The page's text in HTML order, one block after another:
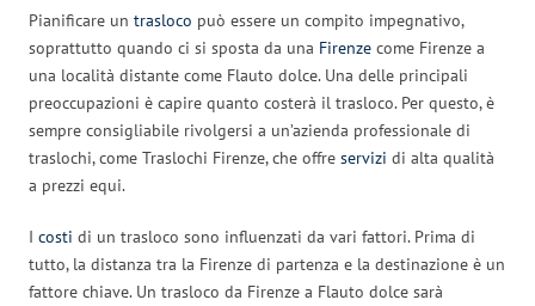
Pianificare un trasloco può essere un compito impegnativo,
soprattutto quando ci si sposta da una Firenze come Firenze a
una località distante come Flauto dolce. Una delle principali
preoccupazioni è capire quanto costerà il trasloco. Per questo, è
sempre consigliabile rivolgersi a un’azienda professionale di
traslochi, come Traslochi Firenze, che offre servizi di alta qualità
a prezzi equi.
I costi di un trasloco sono influenzati da vari fattori. Prima di
tutto, la distanza tra la Firenze di partenza e la destinazione è un
fattore chiave. Un trasloco da Firenze a Flauto dolce sarà